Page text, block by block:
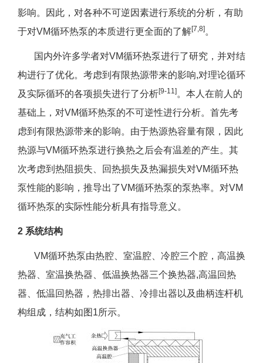
影响。因此，对各种不可逆因素进行系统的分析，有助
于对VM循环热泵的本质进行更全面的了解[7,8] 。
国内外许多学者对VM循环热泵进行了研究，并对结
构进行了优化。考虑到有限热源带来的影响,对理论循环
及实际循环的各项损失进行了分析[9-11] 。本人在前人的
基础上，对VM循环热泵的不可逆性进行分析。首先考
虑到有限热源带来的影响。由于热源热容量有限，因此
热源与VM循环热泵进行换热之后会有温差的产生。其
次考虑到热阻损失、回热损失及热漏损失对VM循环热
泵性能的影响，推导出了VM循环热泵的泵热率。对VM
循环热泵的实际性能分析具有指导意义。
2 系统结构
VM循环热泵由热腔、室温腔、冷腔三个腔，高温换
热器、室温换热器、低温换热器三个换热器,高温回热
器、低温回热器，热排出器、冷排出器以及曲柄连杆机
构组成，结构如图1所示。